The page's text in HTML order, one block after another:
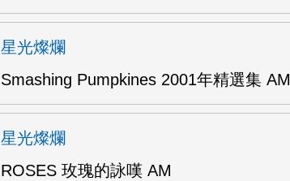
星光燦爛
Smashing Pumpkines 2001年精選集 AM
星光燦爛
ROSES 玫瑰的詠嘆 AM